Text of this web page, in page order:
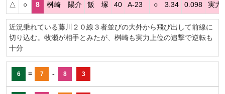
△ ○ 8 桝崎 陽介 飯 塚 40 A-23 ○ 3.34 0.098 実力
近況乗れている藤川２０線３者並びの大外から飛び出して前線に
切り込む。牧瀬が相手とみたが、桝崎も実力上位の追撃で逆転も
十分
6 = 7 - 8 3